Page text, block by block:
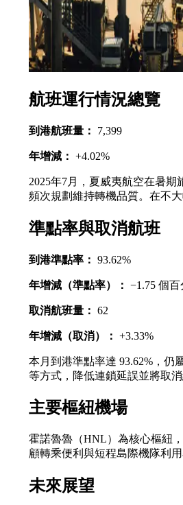
航班運行情況總覽
到港航班量： 7,399
年增減： +4.02%
2025年7月，夏威夷航空在暑
頻次規劃維持轉機品質。在不
準點率與取消航班
到港準點率： 93.62%
年增減（準點率）： −1.75 個
取消航班量： 62
年增減（取消）： +3.33%
本月到港準點率達 93.62%，
等方式，降低連鎖延誤並將取
主要樞紐機場
霍諾魯魯（HNL）為核心樞紐
顧轉乘便利與短程島際機隊利用
未來展望